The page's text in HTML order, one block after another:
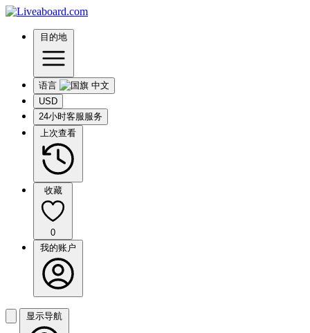
目的地
语言
USD
24小时客服服务
上次查看
收藏
0
我的账户
显示导航